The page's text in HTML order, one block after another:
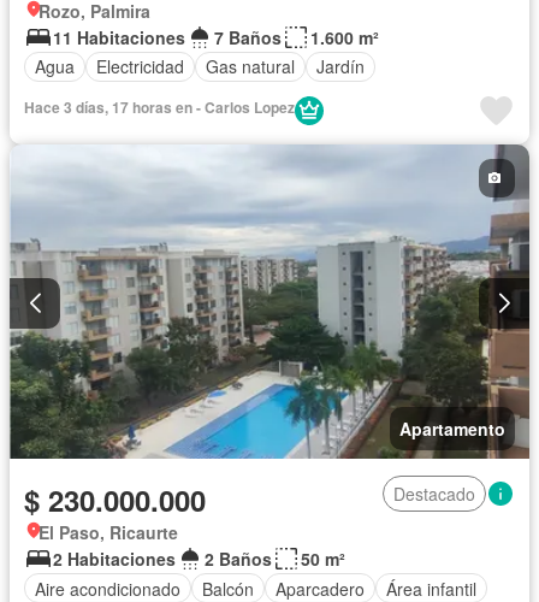
Rozo, Palmira
11 Habitaciones
7 Baños
1.600 m²
Agua
Electricidad Gas natural Jardín
Hace 3 días, 17 horas en - Carlos Lopez
Apartamento
$ 230.000.000
Destacado
El Paso, Ricaurte
2 Habitaciones
2 Baños
50 m²
Aire acondicionado
Balcón Aparcadero
Área infantil